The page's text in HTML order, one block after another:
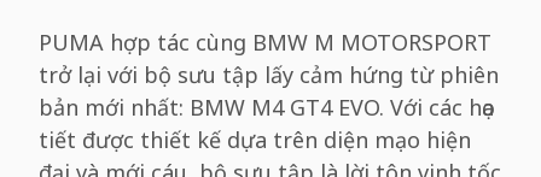
PUMA hợp tác cùng BMW M MOTORSPORT
trở lại với bộ sưu tập lấy cảm hứng từ phiên
bản mới nhất: BMW M4 GT4 EVO. Với các họa
tiết được thiết kế dựa trên diện mạo hiện